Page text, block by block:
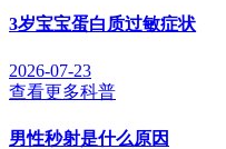
3岁宝宝蛋白质过敏症状
2026-07-23
查看更多科普
男性秒射是什么原因